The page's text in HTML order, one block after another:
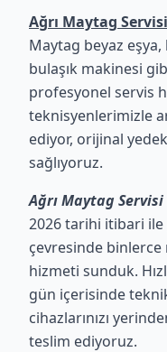
Ağrı Maytag Servisi
Maytag beyaz eşya,
bulaşık makinesi
profesyonel servis
teknisyenlerimizle
ediyor, orijinal
sağlıyoruz.
Ağrı Maytag Servisi
2026 tarihi itibari ile
çevresinde
hizmeti sunduk.
gün içerisinde
cihazlarınızı
teslim ediyoruz.